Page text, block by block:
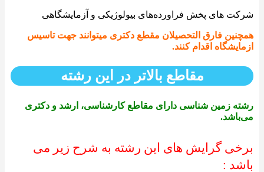
شرکت های پخش فراورده‌های بیولوژیکی و آزمایشگاهی
همچنین فارق التحصیلان مقطع دکتری میتوانند جهت تاسیس
ازمایشگاه اقدام کنند.
مقاطع بالاتر در این رشته
رشته زمین شناسی دارای مقاطع کارشناسی، ارشد و دکتری
می‌باشد.
برخی گرایش های این رشته به شرح زیر می
باشد :